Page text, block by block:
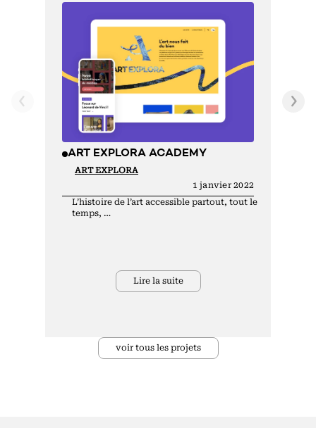
ART EXPLORA ACADEMY
ART EXPLORA
1 janvier 2022
L’histoire de l’art accessible partout, tout le
temps, …
Lire la suite
voir tous les projets